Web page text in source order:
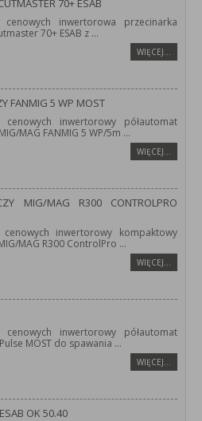
70+ ESAB
inwertorowa przecinarka
70+ ESAB z ...
WIĘCEJ…
FANMIG 5 WP MOST
inwertorowy półautomat
MAG FANMIG 5 WP/5m ...
WIĘCEJ…
MIG/MAG R300 CONTROLPRO
inwertorowy kompaktowy
MAG R300 ControlPro ...
WIĘCEJ…
inwertorowy półautomat
MOST do spawania ...
WIĘCEJ…
OK 50.40